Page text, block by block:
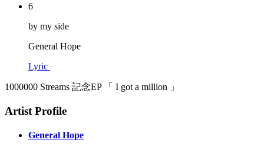
6
by my side
General Hope
Lyric
1000000 Streams 記念EP 「 I got a million 」
Artist Profile
General Hope